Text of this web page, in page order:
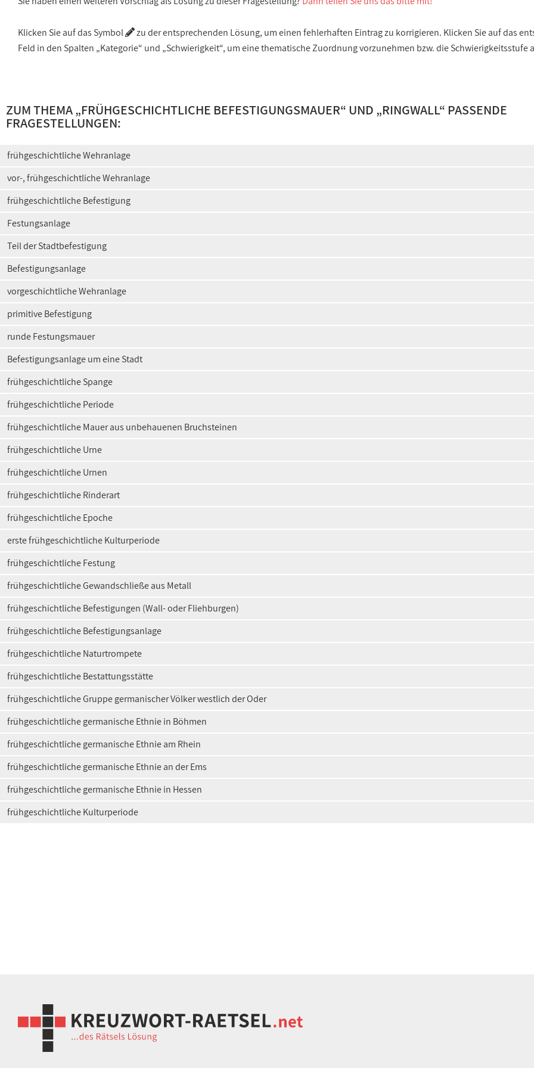
Klicken Sie auf das Symbol
zu der entsprechenden Lösung, um einen fehlerhaften Eintrag zu korrigieren. Klicken Sie auf das
Feld in den Spalten „Kategorie“ und „Schwierigkeit“, um eine thematische Zuordnung vorzunehmen bzw. die Schwierigkeitsstufe
ZUM THEMA „FRÜHGESCHICHTLICHE BEFESTIGUNGSMAUER“ UND „RINGWALL“ PASSENDE
FRAGESTELLUNGEN:
frühgeschichtliche Wehranlage
vor-, frühgeschichtliche Wehranlage
frühgeschichtliche Befestigung
Festungsanlage
Teil der Stadtbefestigung
Befestigungsanlage
vorgeschichtliche Wehranlage
primitive Befestigung
runde Festungsmauer
Befestigungsanlage um eine Stadt
frühgeschichtliche Spange
frühgeschichtliche Periode
frühgeschichtliche Mauer aus unbehauenen Bruchsteinen
frühgeschichtliche Urne
frühgeschichtliche Urnen
frühgeschichtliche Rinderart
frühgeschichtliche Epoche
erste frühgeschichtliche Kulturperiode
frühgeschichtliche Festung
frühgeschichtliche Gewandschließe aus Metall
frühgeschichtliche Befestigungen (Wall- oder Fliehburgen)
frühgeschichtliche Befestigungsanlage
frühgeschichtliche Naturtrompete
frühgeschichtliche Bestattungsstätte
frühgeschichtliche Gruppe germanischer Völker westlich der Oder
frühgeschichtliche germanische Ethnie in Böhmen
frühgeschichtliche germanische Ethnie am Rhein
frühgeschichtliche germanische Ethnie an der Ems
frühgeschichtliche germanische Ethnie in Hessen
frühgeschichtliche Kulturperiode